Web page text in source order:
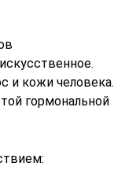
и кожи человека.
гормональной